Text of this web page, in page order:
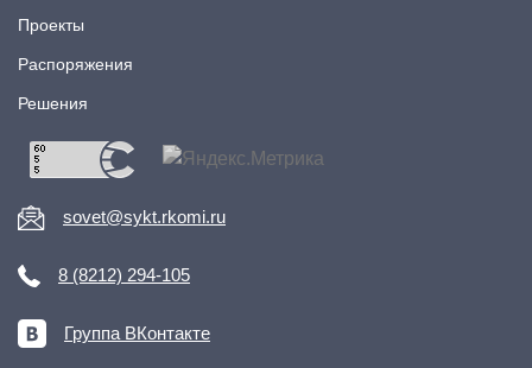
Проекты
Распоряжения
Решения
sovet@sykt.rkomi.ru
8 (8212) 294-105
Группа ВКонтакте